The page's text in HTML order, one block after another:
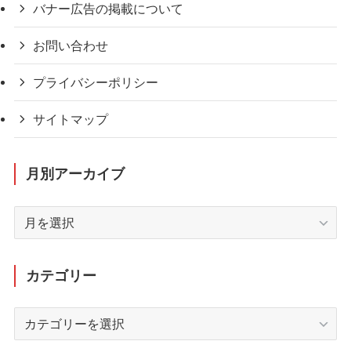
バナー広告の掲載について
お問い合わせ
プライバシーポリシー
サイトマップ
月別アーカイブ
イ
ブ
カテゴリー